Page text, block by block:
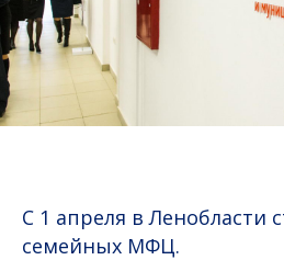
С 1 апреля в Ленобласти
семейных МФЦ.